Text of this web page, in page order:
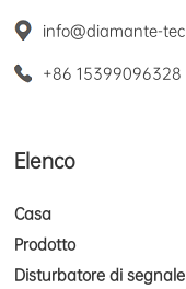
info@diamante-
+86 15399096328
Elenco
Casa
Prodotto
Disturbatore di